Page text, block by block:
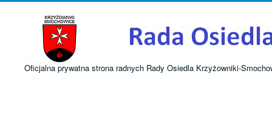
Oficjalna prywatna strona radnych Rady Osiedla Krzyżowniki-